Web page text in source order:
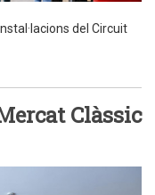
del Circuit
Clàssic